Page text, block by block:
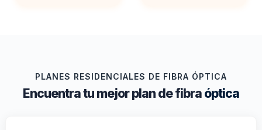
PLANES RESIDENCIALES DE FIBRA ÓPTICA
Encuentra tu mejor plan de fibra óptica